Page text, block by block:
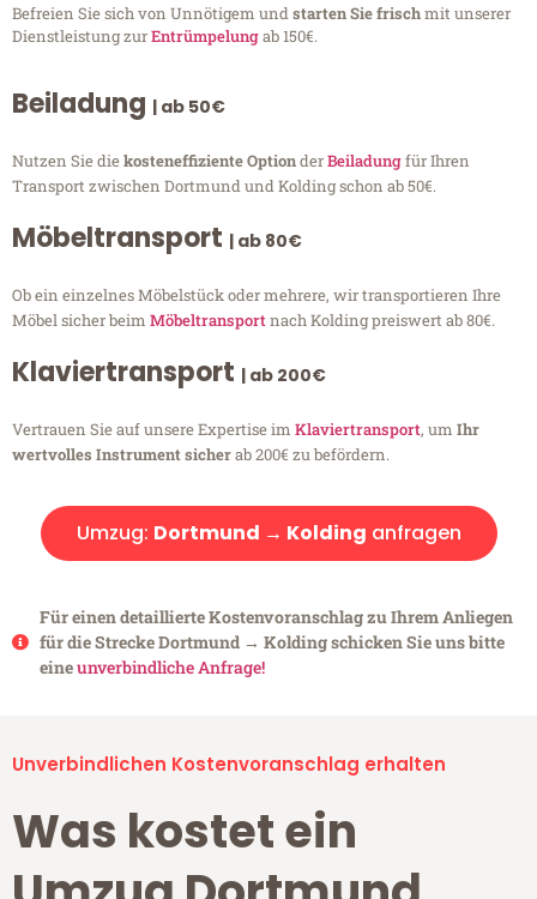
Befreien Sie sich von Unnötigem undstarten Sie frischmit unserer
Dienstleistung zurEntrümpelungab 150€.
Beiladung | ab 50€
Nutzen Sie diekosteneffiziente OptionderBeiladungfür Ihren
Transport zwischen Dortmund und Kolding schon ab 50€.
Möbeltransport | ab 80€
Ob ein einzelnes Möbelstück oder mehrere, wir transportieren Ihre
Möbel sicher beim Möbeltransportnach Kolding preiswert ab 80€.
Klaviertransport | ab 200€
Vertrauen Sie auf unsere Expertise im Klaviertransport, um Ihr
wertvolles Instrument sicherab 200€ zu befördern.
Umzug: Dortmund → Kolding anfragen
Für einen detaillierte Kostenvoranschlag zu Ihrem Anliegen
für die Strecke Dortmund → Kolding schicken Sie uns bitte
eineunverbindliche Anfrage!
Unverbindlichen Kostenvoranschlag erhalten
Was kostet ein